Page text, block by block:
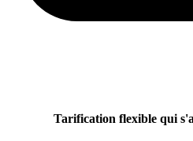
Tarification flexible qui